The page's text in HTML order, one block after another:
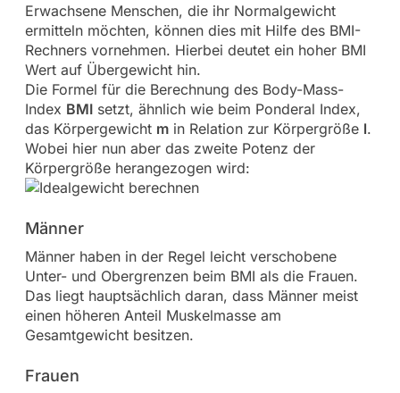
Erwachsene Menschen, die ihr Normalgewicht
ermitteln möchten, können dies mit Hilfe des BMI-
Rechners vornehmen. Hierbei deutet ein hoher BMI
Wert auf Übergewicht hin.
Die Formel für die Berechnung des Body-Mass-
Index BMIsetzt, ähnlich wie beim Ponderal Index,
das Körpergewicht min Relation zur Körpergröße l.
Wobei hier nun aber das zweite Potenz der
Körpergröße herangezogen wird:
Männer
Männer haben in der Regel leicht verschobene
Unter- und Obergrenzen beim BMI als die Frauen.
Das liegt hauptsächlich daran, dass Männer meist
einen höheren Anteil Muskelmasse am
Gesamtgewicht besitzen.
Frauen